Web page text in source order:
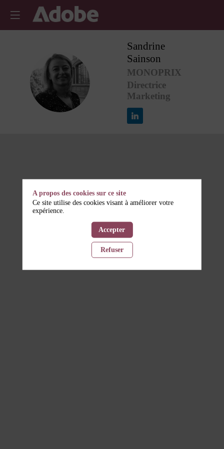
SS
Sandrine
Sainson
MONOPRIX
Directrice
Marketing
A propos des cookies sur ce site
Ce site utilise des cookies visant à améliorer votre
expérience.
Accepter
Refuser